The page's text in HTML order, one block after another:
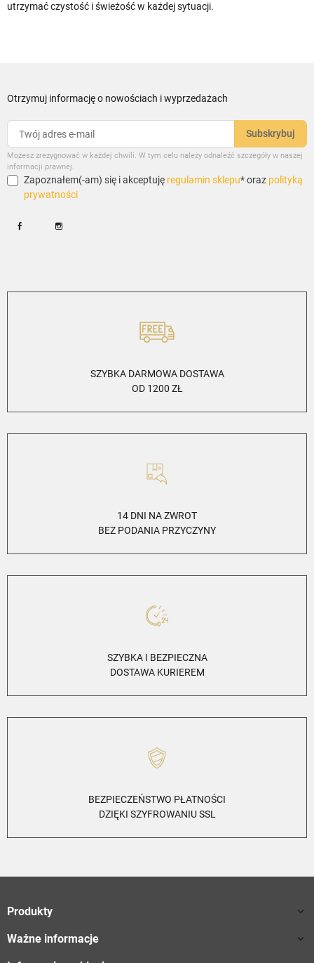
utrzymać czystość i świeżość w każdej sytuacji.
Otrzymuj informację o nowościach i wyprzedażach
Możesz zrezygnować w każdej chwili. W tym celu należy odnaleźć szczegóły w naszej
informacji prawnej.
Zapoznałem(-am) się i akceptuję regulamin sklepu* oraz polityką
prywatności
SZYBKA DARMOWA DOSTAWA
OD 1200 ZŁ
14 DNI NA ZWROT
BEZ PODANIA PRZYCZYNY
SZYBKA I BEZPIECZNA
DOSTAWA KURIEREM
BEZPIECZEŃSTWO PŁATNOŚCI
DZIĘKI SZYFROWANIU SSL
Produkty 
Ważne informacje 